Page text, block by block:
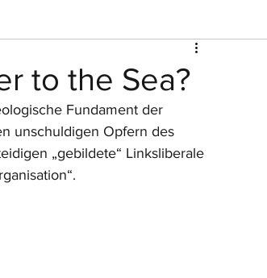
to the Sea?
Fundament der
unschuldigen Opfern des
„gebildete“ Linksliberale